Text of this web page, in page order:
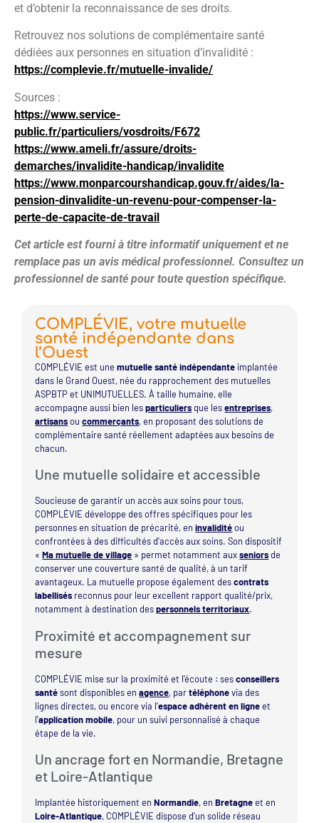
et d’obtenir la reconnaissance de ses droits.
Retrouvez nos solutions de complémentaire santé
dédiées aux personnes en situation d’invalidité :
https://complevie.fr/mutuelle-invalide/
Sources :
https://www.service-
public.fr/particuliers/vosdroits/F672
https://www.ameli.fr/assure/droits-
demarches/invalidite-handicap/invalidite
https://www.monparcourshandicap.gouv.fr/aides/la-
pension-dinvalidite-un-revenu-pour-compenser-la-
perte-de-capacite-de-travail
Cet article est fourni à titre informatif uniquement et ne
remplace pas un avis médical professionnel. Consultez un
professionnel de santé pour toute question spécifique.
COMPLÉVIE, votre mutuelle
santé indépendante dans
l’Ouest
COMPLÉVIE est unemutuelle santé indépendante implantée
dans le Grand Ouest, née du rapprochement des mutuelles
ASPBTP et UNIMUTUELLES. À taille humaine, elle
accompagne aussi bien lesparticuliersque lesentreprises,
artisansoucommerçants, en proposant des solutions de
complémentaire santé réellement adaptées aux besoins de
chacun.
Une mutuelle solidaire et accessible
Soucieuse de garantir un accès aux soins pour tous,
COMPLÉVIE développe des offres spécifiques pour les
personnes en situation de précarité, eninvaliditéou
confrontées à des difficultés d’accès aux soins. Son dispositif
«Ma mutuelle de village » permet notamment auxseniorsde
conserver une couverture santé de qualité, à un tarif
avantageux. La mutuelle propose également descontrats
labellisés reconnus pour leur excellent rapport qualité/prix,
notamment à destination despersonnels territoriaux.
Proximité et accompagnement sur
mesure
COMPLÉVIE mise sur la proximité et l’écoute : sesconseillers
santésont disponibles enagence, partéléphonevia des
lignes directes, ou encore via l’espace adhérent en ligneet
l’application mobile, pour un suivi personnalisé à chaque
étape de la vie.
Un ancrage fort en Normandie, Bretagne
et Loire-Atlantique
Implantée historiquement enNormandie, enBretagneet en
Loire-Atlantique, COMPLÉVIE dispose d’un solide réseau